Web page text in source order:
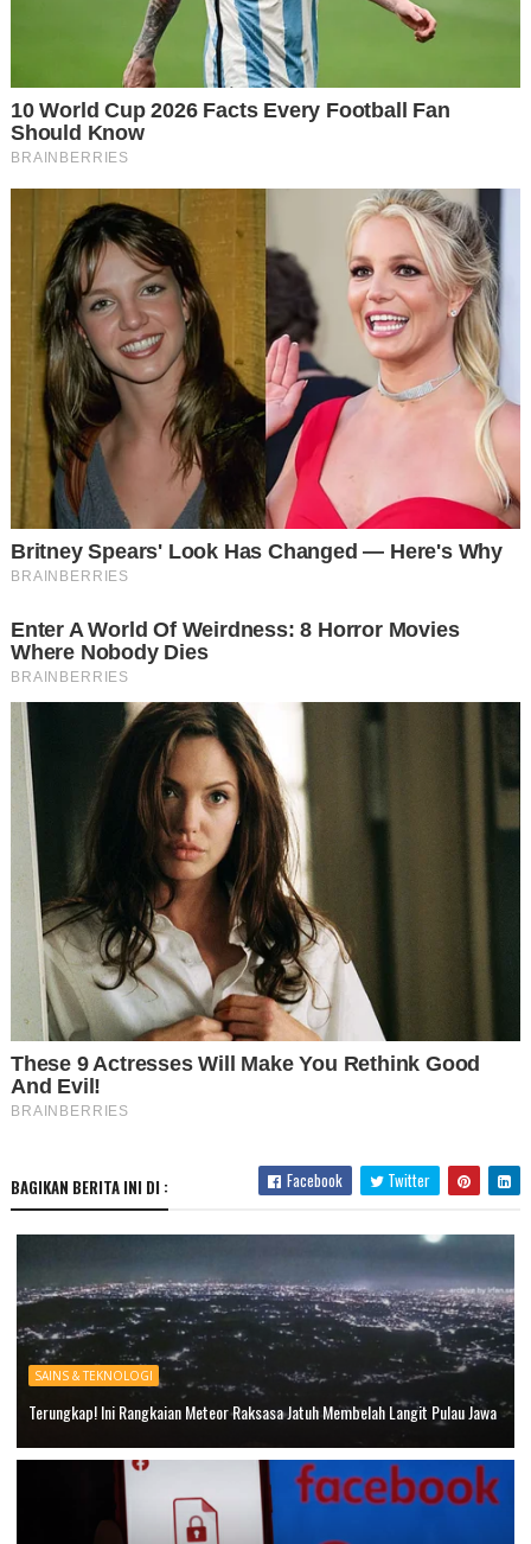
BAGIKAN BERITA INI DI : Facebook Twitter
SAINS & TEKNOLOGI
Terungkap! Ini Rangkaian Meteor Raksasa Jatuh Membelah Langit Pulau Jawa